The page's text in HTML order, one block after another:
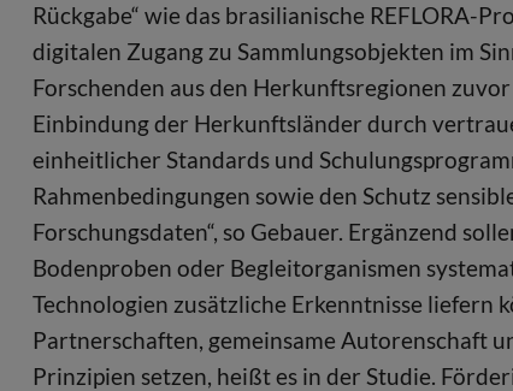
Rückgabe“ wie das brasilianische REFLORA-
digitalen Zugang zu Sammlungsobjekten im
Forschenden aus den Herkunftsregionen
Einbindung der Herkunftsländer durch
einheitlicher Standards und
Rahmenbedingungen sowie den Schutz
Forschungsdaten“, so Gebauer. Ergänzend
Bodenproben oder Begleitorganismen
Technologien zusätzliche Erkenntnisse liefern
Partnerschaften, gemeinsame Autorenschaft
Prinzipien setzen, heißt es in der Studie.